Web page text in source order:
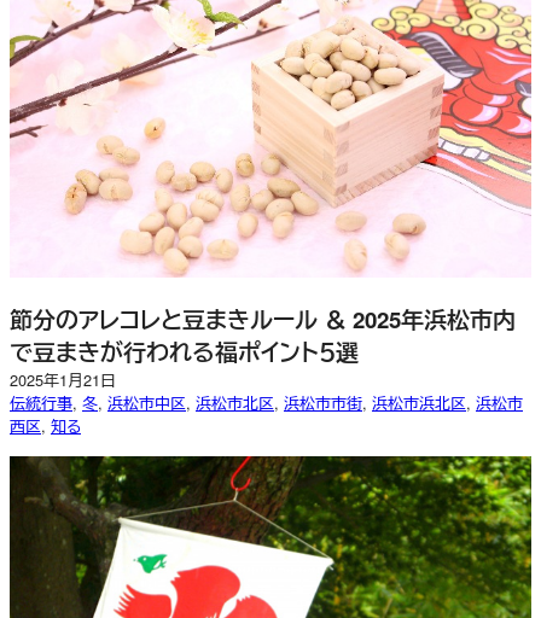
節分のアレコレと豆まきルール ＆ 2025年浜松市内
で豆まきが行われる福ポイント５選
2025年1月21日
伝統行事, 冬, 浜松市中区, 浜松市北区, 浜松市市街, 浜松市浜北区, 浜松市
西区, 知る